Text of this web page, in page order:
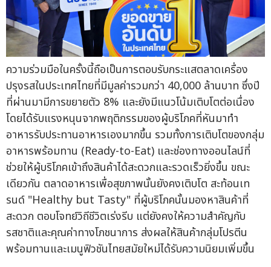
ความร่วมมือในครั้งนี้ถือเป็นการตอบรับกระแสตลาดเครื่อง
ปรุงรสในประเทศไทยที่มีมูลค่ารวมกว่า 40,000 ล้านบาท ซึ่งปี
ที่ผ่านมามีการขยายตัว 8% และยังมีแนวโน้มเติบโตต่อเนื่อง
โดยได้รับแรงหนุนจากพฤติกรรมของผู้บริโภคที่หันมาทำ
อาหารรับประทานอาหารเองมากขึ้น รวมทั้งการเติบโตของกลุ่ม
อาหารพร้อมทาน (Ready-to-Eat) และช่องทางออนไลน์ที่
ช่วยให้ผู้บริโภคเข้าถึงสินค้าได้สะดวกและรวดเร็วยิ่งขึ้น ขณะ
เดียวกัน ตลาดอาหารเพื่อสุขภาพนั้นยังคงเติบโต สะท้อนเท
รนด์ "Healthy but Tasty" ที่ผู้บริโภคนั้นมองหาสินค้าที่
สะดวก ตอบโจทย์วิถีชีวิตเร่งรีบ แต่ยังคงให้ความสำคัญกับ
รสชาติและคุณค่าทางโภชนาการ ส่งผลให้สินค้ากลุ่มโปรตีน
พร้อมทานและเมนูฟิวชันไทยสมัยใหม่ได้รับความนิยมเพิ่มขึ้น